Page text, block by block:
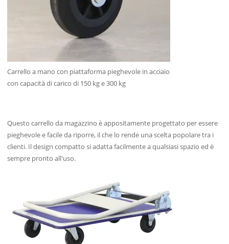
Carrello a mano con piattaforma pieghevole in acciaio
con capacità di carico di 150 kg e 300 kg
Questo carrello da magazzino è appositamente progettato per essere
pieghevole e facile da riporre, il che lo rende una scelta popolare tra i
clienti. Il design compatto si adatta facilmente a qualsiasi spazio ed è
sempre pronto all'uso.